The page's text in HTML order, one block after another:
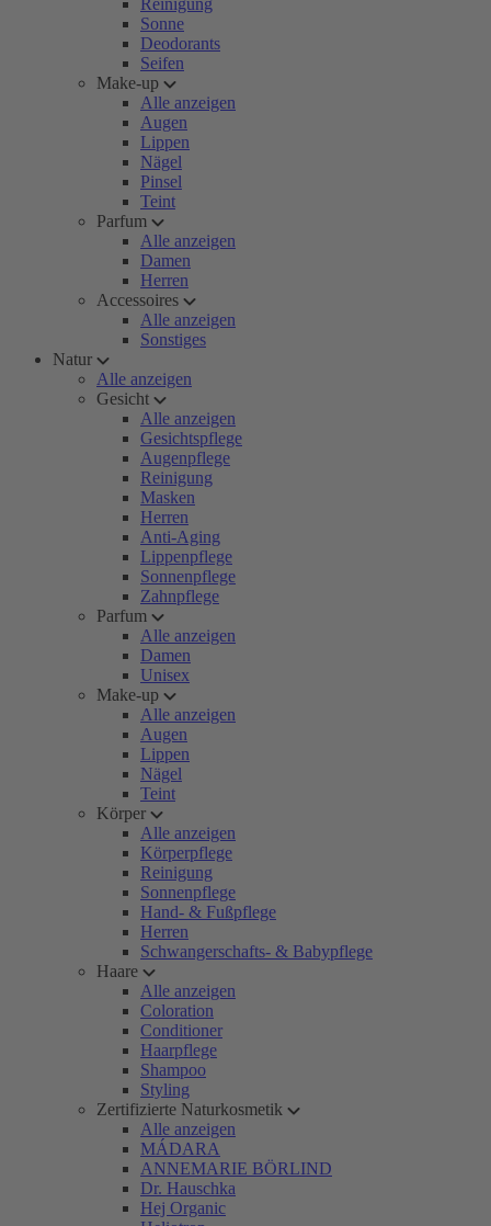
Reinigung
Sonne
Deodorants
Seifen
Make-up
Alle anzeigen
Augen
Lippen
Nägel
Pinsel
Teint
Parfum
Alle anzeigen
Damen
Herren
Accessoires
Alle anzeigen
Sonstiges
Natur
Alle anzeigen
Gesicht
Alle anzeigen
Gesichtspflege
Augenpflege
Reinigung
Masken
Herren
Anti-Aging
Lippenpflege
Sonnenpflege
Zahnpflege
Parfum
Alle anzeigen
Damen
Unisex
Make-up
Alle anzeigen
Augen
Lippen
Nägel
Teint
Körper
Alle anzeigen
Körperpflege
Reinigung
Sonnenpflege
Hand- & Fußpflege
Herren
Schwangerschafts- & Babypflege
Haare
Alle anzeigen
Coloration
Conditioner
Haarpflege
Shampoo
Styling
Zertifizierte Naturkosmetik
Alle anzeigen
MÁDARA
ANNEMARIE BÖRLIND
Dr. Hauschka
Hej Organic